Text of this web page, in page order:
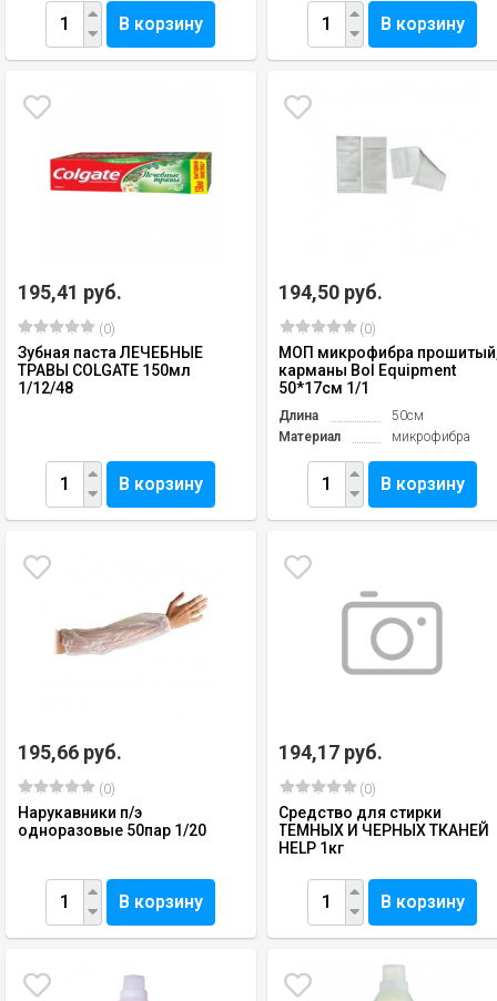
В корзину В корзину
195,41 руб.
(0)
Зубная паста ЛЕЧЕБНЫЕ
ТРАВЫ COLGATE 150мл
1/12/48
В корзину
194,50 руб.
(0)
МОП микрофибра
карманы Bol Equipment
50*17см 1/1
Длина
50см
Материал
микрофибра
В корзину
195,66 руб.
(0)
Нарукавники п/э
одноразовые 50пар 1/20
В корзину
194,17 руб.
(0)
Средство для стирки
ТЕМНЫХ И ЧЕРНЫХ ТКАНЕЙ
HELP 1кг
В корзину